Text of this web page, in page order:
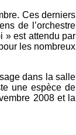
Ces derniers
de l’orchestre
» est attendu par
les nombreux
dans la salle
une espèce de
2008 et la